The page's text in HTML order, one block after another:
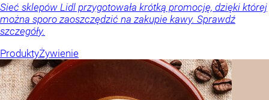
Sieć sklepów Lidl przygotowała krótką promocję, dzięki której
można sporo zaoszczędzić na zakupie kawy. Sprawdź
szczegóły.
ProduktyŻywienie